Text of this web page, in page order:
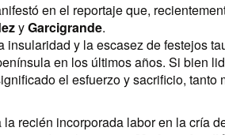
en el reportaje que,
yGarcigrande.
insularidad y la escasez de festejos
en los últimos años. Si bien
el esfuerzo y sacrificio,
recién incorporada labor en la cría